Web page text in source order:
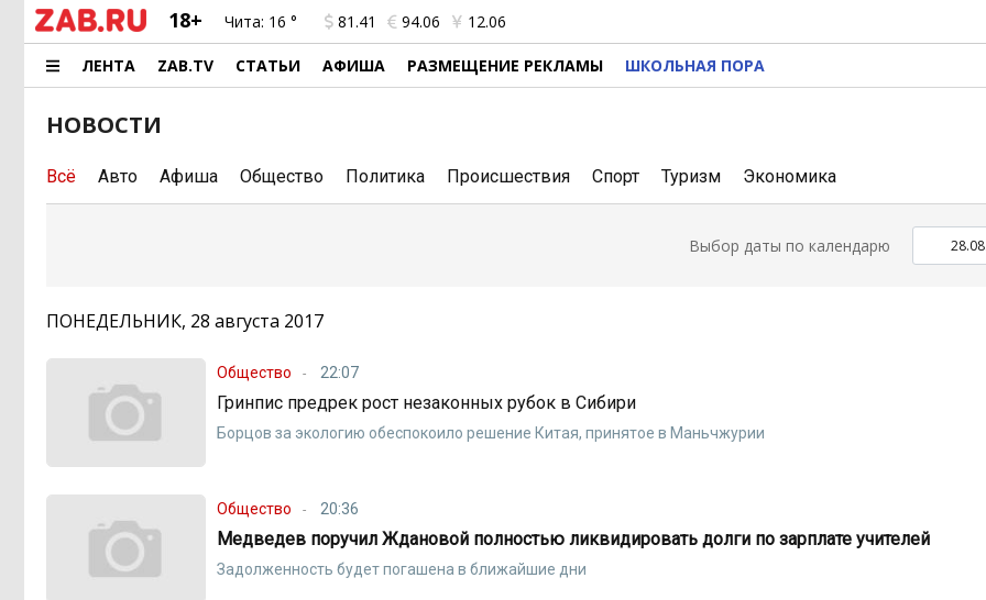
18+ Чита: 16 ° 81.41 94.06 12.06
ЛЕНТА ZAB.TV СТАТЬИ АФИША РАЗМЕЩЕНИЕ РЕКЛАМЫ ШКОЛЬНАЯ ПОРА
НОВОСТИ
Всё Авто Афиша Общество Политика Происшествия Спорт Туризм Экономика
Выбор даты по календарю
ПОНЕДЕЛЬНИК, 28 августа 2017
Общество 22:07
Гринпис предрек рост незаконных рубок в Сибири
Борцов за экологию обеспокоило решение Китая, принятое в Маньчжурии
Общество 20:36
Медведев поручил Ждановой полностью ликвидировать долги по зарплате учителей
Задолженность будет погашена в ближайшие дни